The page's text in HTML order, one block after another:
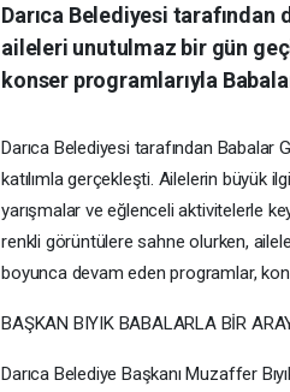
Darıca Belediyesi tarafından
aileleri unutulmaz bir gün
konser programlarıyla
Darıca Belediyesi tarafından Babalar
katılımla gerçekleşti. Ailelerin büyük
yarışmalar ve eğlenceli aktivitelerle
renkli görüntülere sahne olurken,
boyunca devam eden programlar,
BAŞKAN BIYIK BABALARLA BİR
Darıca Belediye Başkanı Muzaffer